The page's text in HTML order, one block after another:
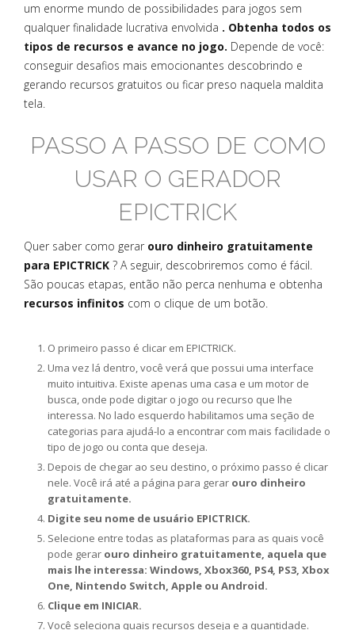
um enorme mundo de possibilidades para jogos sem
qualquer finalidade lucrativa envolvida . Obtenha todos os
tipos de recursos e avance no jogo. Depende de você:
conseguir desafios mais emocionantes descobrindo e
gerando recursos gratuitos ou ficar preso naquela maldita
tela.
PASSO A PASSO DE COMO
USAR O GERADOR
EPICTRICK
Quer saber como gerar ouro dinheiro gratuitamente
para EPICTRICK ? A seguir, descobriremos como é fácil.
São poucas etapas, então não perca nenhuma e obtenha
recursos infinitos com o clique de um botão.
O primeiro passo é clicar em EPICTRICK.
Uma vez lá dentro, você verá que possui uma interface
muito intuitiva. Existe apenas uma casa e um motor de
busca, onde pode digitar o jogo ou recurso que lhe
interessa. No lado esquerdo habilitamos uma seção de
categorias para ajudá-lo a encontrar com mais facilidade o
tipo de jogo ou conta que deseja.
Depois de chegar ao seu destino, o próximo passo é clicar
nele. Você irá até a página para gerar ouro dinheiro
gratuitamente.
Digite seu nome de usuário EPICTRICK.
Selecione entre todas as plataformas para as quais você
pode gerar ouro dinheiro gratuitamente, aquela que
mais lhe interessa: Windows, Xbox360, PS4, PS3, Xbox
One, Nintendo Switch, Apple ou Android.
Clique em INICIAR.
Você seleciona quais recursos deseja e a quantidade.